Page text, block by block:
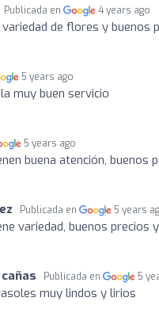
Publicada en 4 years ago
variedad de flores y buenos
5 years ago
muy buen servicio
5 years ago
buena atención,
Publicada en 5 years
variedad, buenos precios
Publicada en 5
muy lindos y lirios